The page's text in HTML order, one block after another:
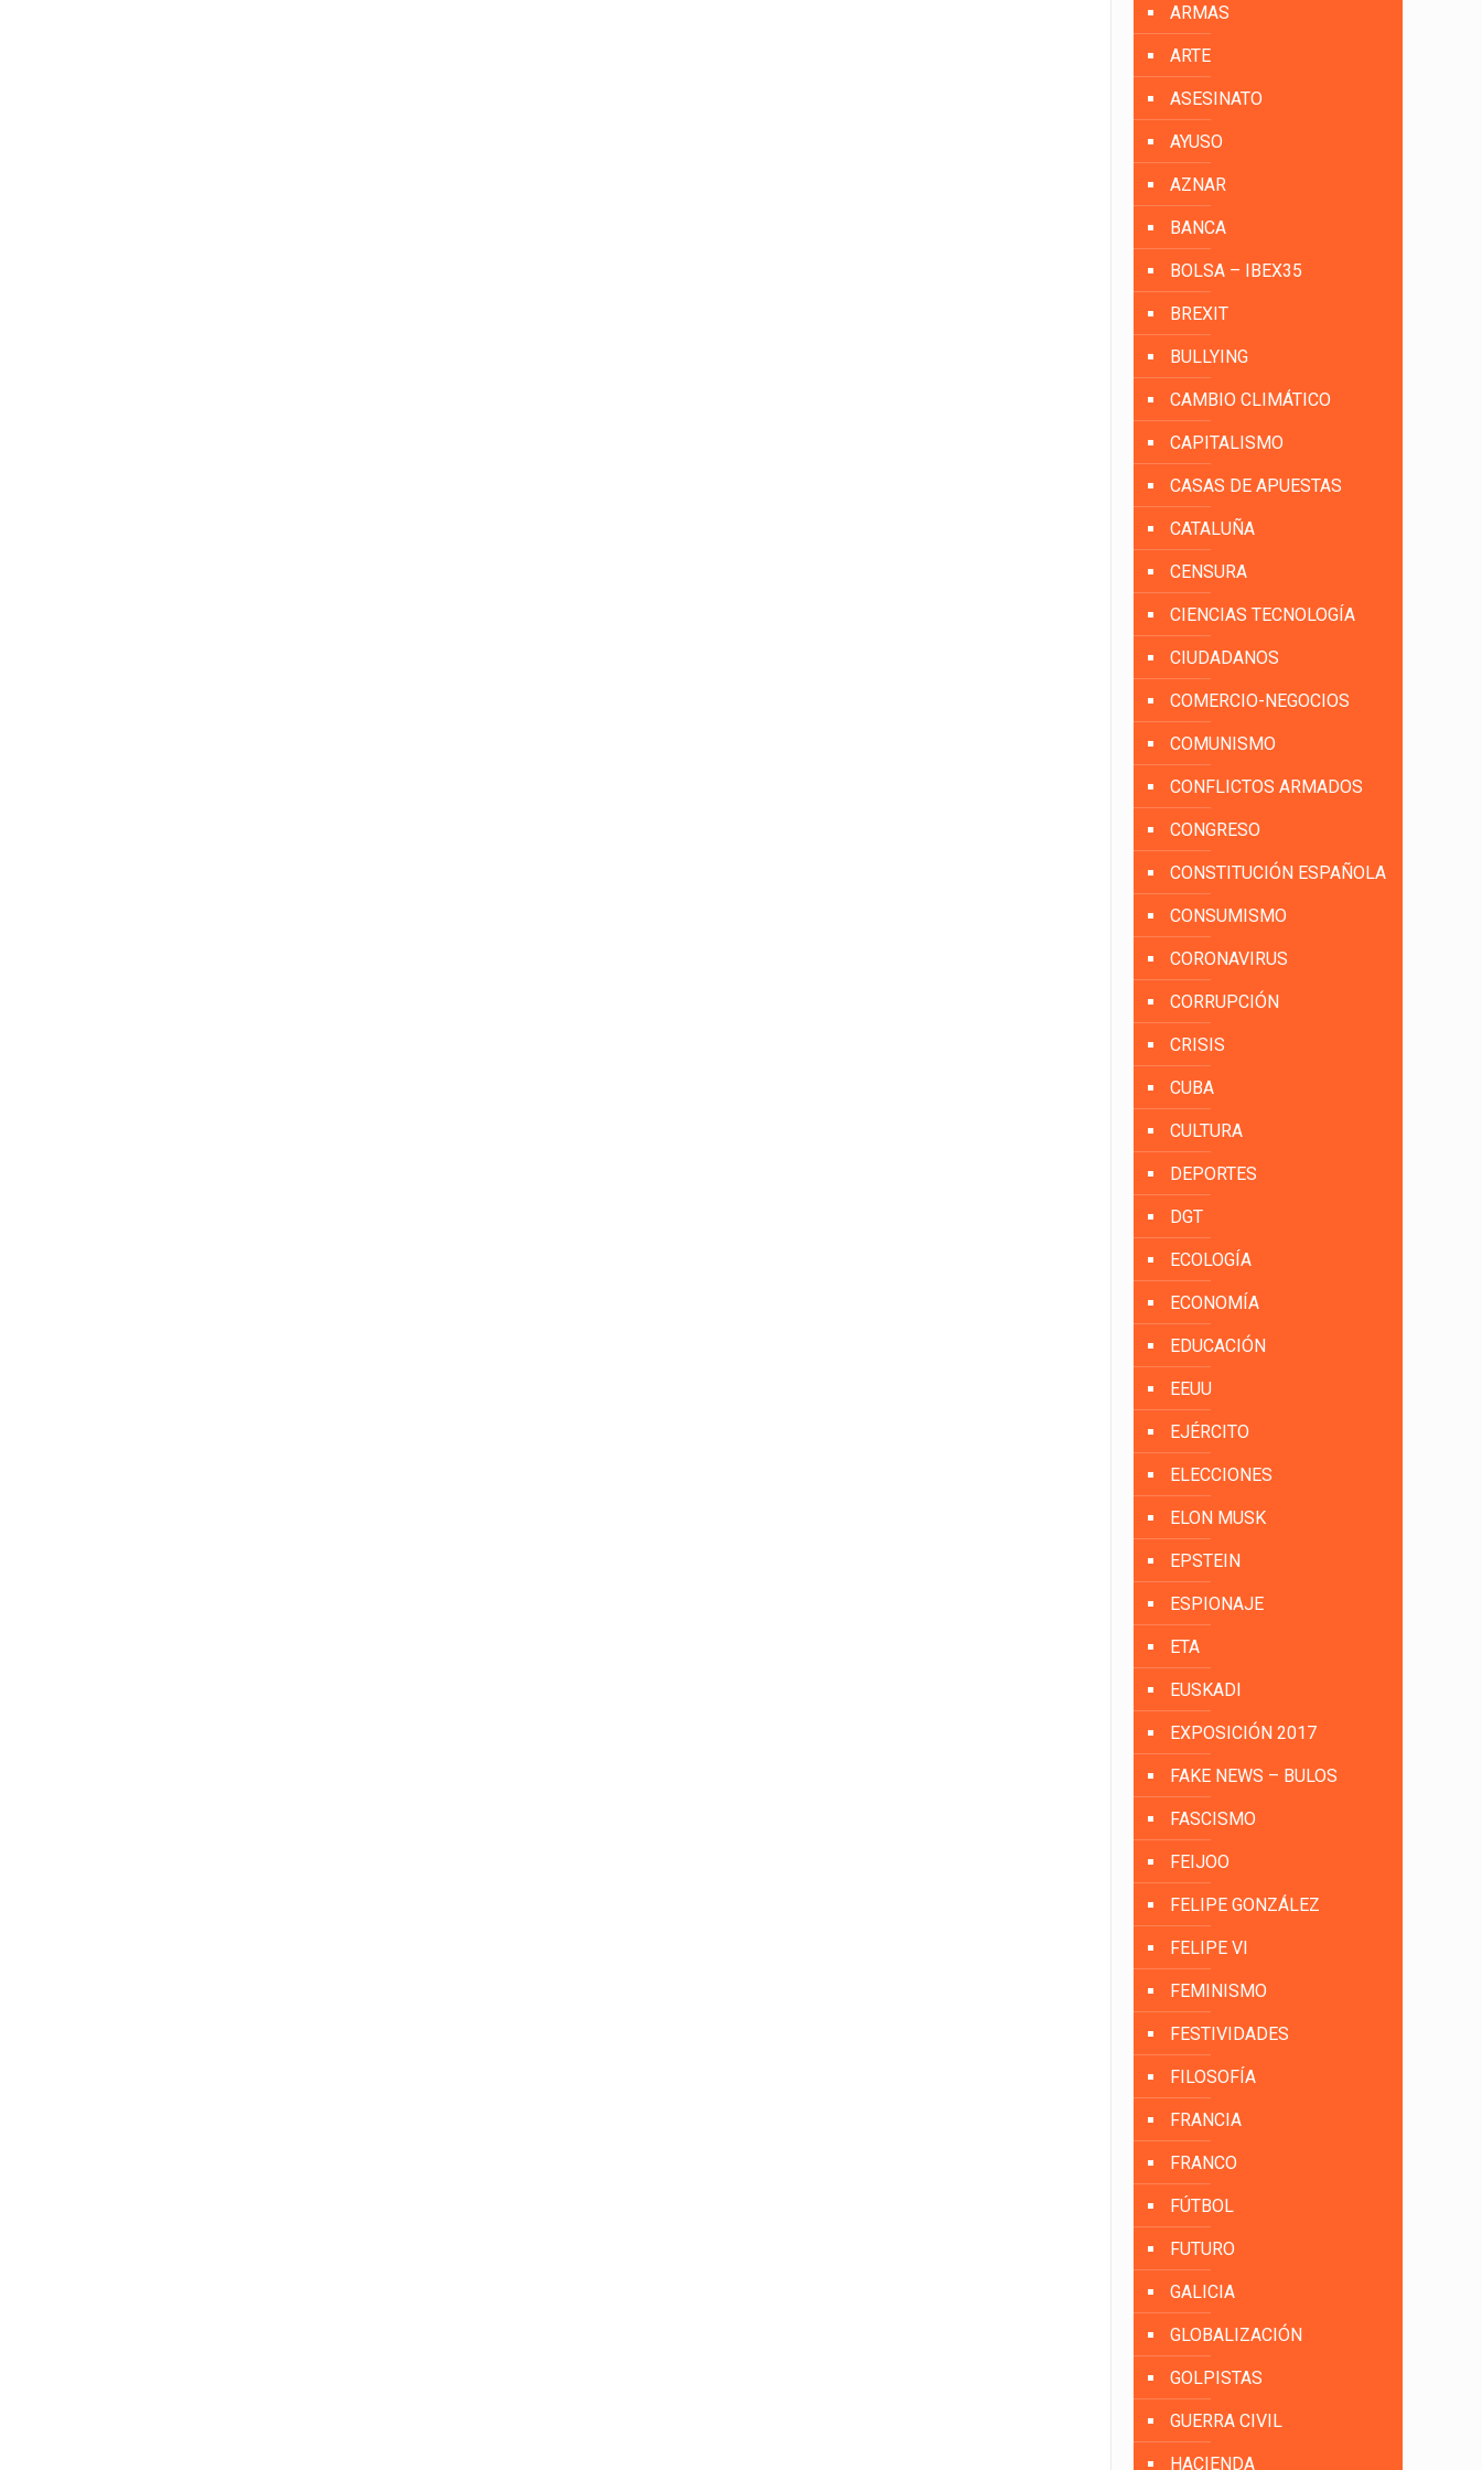
ARMAS
ARTE
ASESINATO
AYUSO
AZNAR
BANCA
BOLSA – IBEX35
BREXIT
BULLYING
CAMBIO CLIMÁTICO
CAPITALISMO
CASAS DE APUESTAS
CATALUÑA
CENSURA
CIENCIAS TECNOLOGÍA
CIUDADANOS
COMERCIO-NEGOCIOS
COMUNISMO
CONFLICTOS ARMADOS
CONGRESO
CONSTITUCIÓN ESPAÑOLA
CONSUMISMO
CORONAVIRUS
CORRUPCIÓN
CRISIS
CUBA
CULTURA
DEPORTES
DGT
ECOLOGÍA
ECONOMÍA
EDUCACIÓN
EEUU
EJÉRCITO
ELECCIONES
ELON MUSK
EPSTEIN
ESPIONAJE
ETA
EUSKADI
EXPOSICIÓN 2017
FAKE NEWS – BULOS
FASCISMO
FEIJOO
FELIPE GONZÁLEZ
FELIPE VI
FEMINISMO
FESTIVIDADES
FILOSOFÍA
FRANCIA
FRANCO
FÚTBOL
FUTURO
GALICIA
GLOBALIZACIÓN
GOLPISTAS
GUERRA CIVIL
HACIENDA